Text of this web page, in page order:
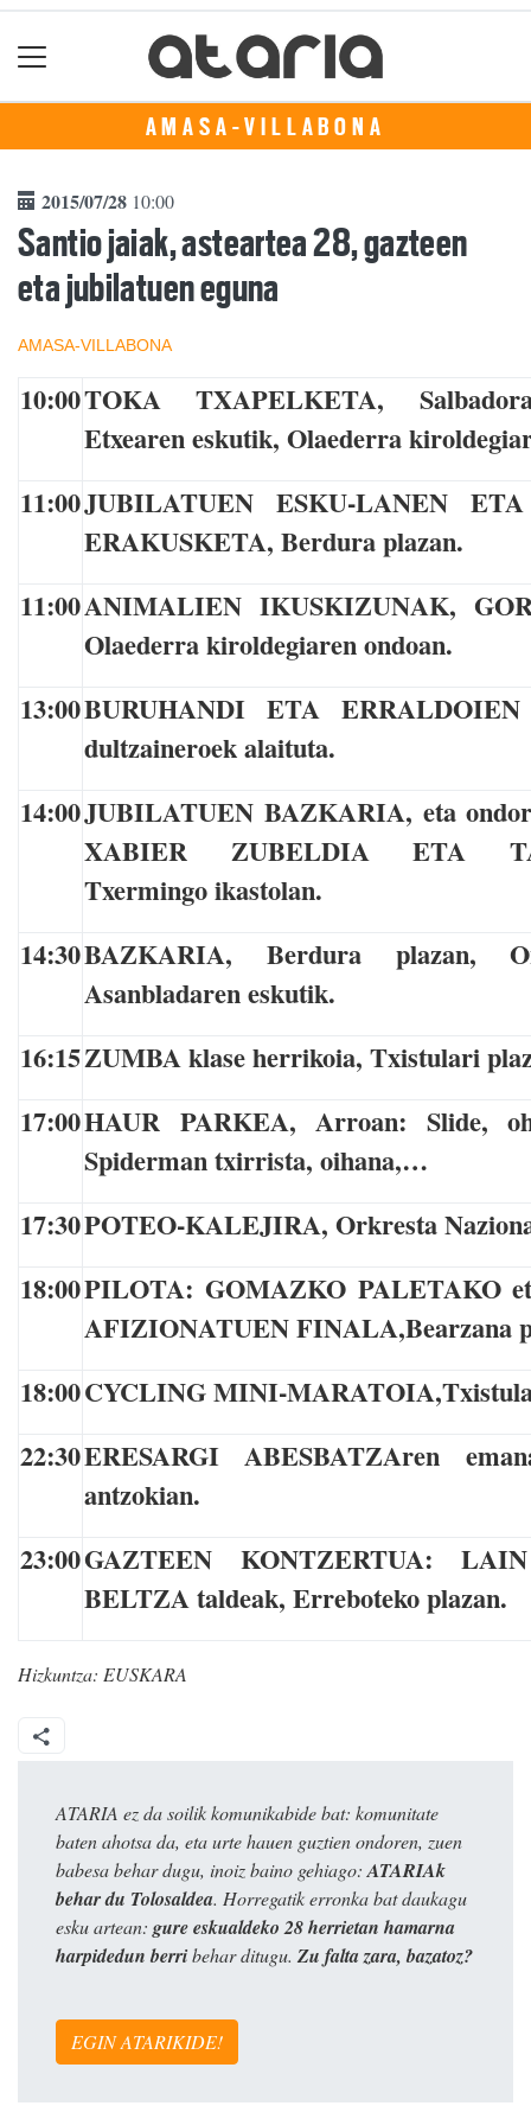
AMASA-VILLABONA
2015/07/28 10:00
Santio jaiak, asteartea 28, gazteen
eta jubilatuen eguna
AMASA-VILLABONA
10:00TOKA TXAPELKETA,
Etxearen eskutik, Olaederra
11:00JUBILATUEN ESKU-LANEN
ERAKUSKETA, Berdura plazan.
11:00ANIMALIEN IKUSKIZUNAK,
Olaederra kiroldegiaren ondoan.
13:00BURUHANDI ETA
dultzaineroek alaituta.
14:00JUBILATUEN BAZKARIA, eta
XABIER ZUBELDIA ETA
Txermingo ikastolan.
14:30BAZKARIA, Berdura plazan,
Asanbladaren eskutik.
16:15ZUMBA klase herrikoia, Txistulari
17:00HAUR PARKEA,Arroan: Slide,
Spiderman txirrista, oihana,…
17:30POTEO-KALEJIRA, Orkresta
18:00PILOTA: GOMAZKO PALETAKO
AFIZIONATUEN FINALA,Bearzana
18:00CYCLING MINI-
22:30ERESARGI ABESBATZAren
antzokian.
23:00GAZTEEN KONTZERTUA:
BELTZA taldeak, Erreboteko plazan.
Hizkuntza: EUSKARA
ATARIA ez da soilik komunikabide bat: komunitate
baten ahotsa da, eta urte hauen guztien ondoren, zuen
babesa behar dugu, inoiz baino gehiago:ATARIAk
behar du Tolosaldea. Horregatik erronka bat daukagu
esku artean: gure eskualdeko 28 herrietan hamarna
harpidedun berribehar ditugu. Zu falta zara, bazatoz?
EGIN ATARIKIDE!